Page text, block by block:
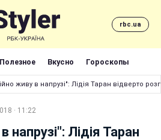
rbc.ua
Полезное Вкусно Гороскопы
живу в напрузі": Лідія Таран відверто
· 11:22
напрузі": Лідія Таран